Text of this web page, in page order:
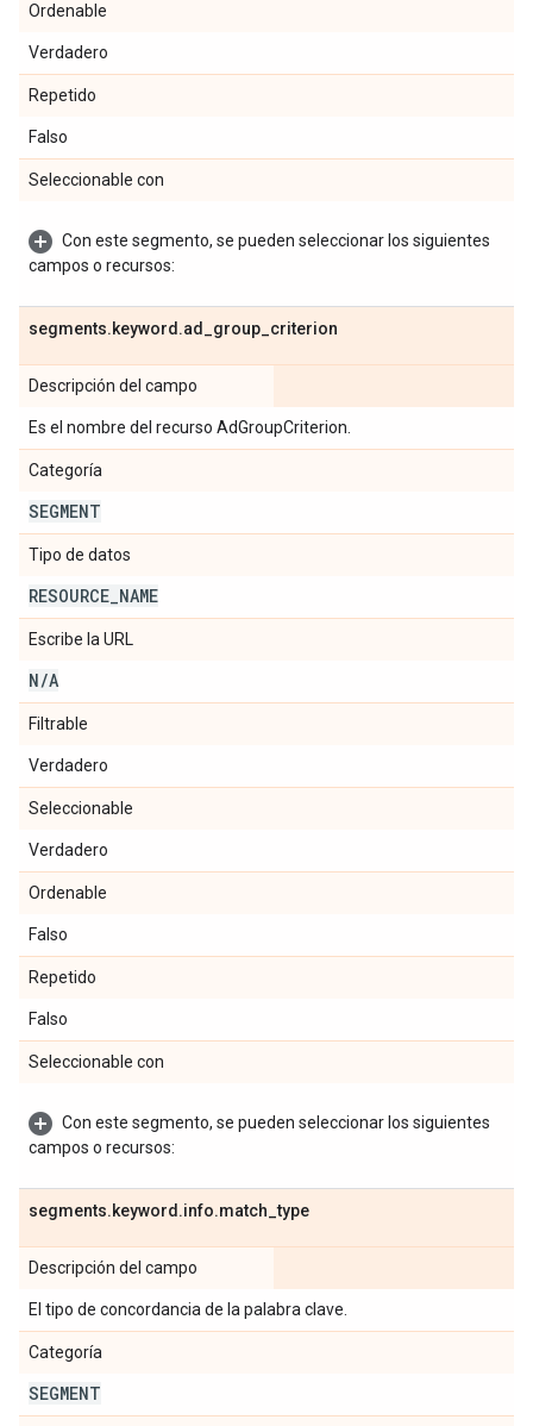
Ordenable
Verdadero
Repetido
Falso
Seleccionable con
Con este segmento, se pueden seleccionar los siguientes
campos o recursos:
segments.keyword .ad group criterion
Descripción del campo
Es el nombre del recurso AdGroupCriterion.
Categoría
SEGMENT
Tipo de datos
RESOURCE NAME
Escribe la URL
N/A
Filtrable
Verdadero
Seleccionable
Verdadero
Ordenable
Falso
Repetido
Falso
Seleccionable con
Con este segmento, se pueden seleccionar los siguientes
campos o recursos:
segments.keyword .info.match _type
Descripción del campo
El tipo de concordancia de la palabra clave.
Categoría
SEGMENT